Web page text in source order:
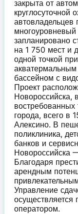
закрыта от
автовладельцев
многоуровневый
запланировано
на 1 750 мест и
одной точкой
бассейном с
Проект
Новороссийска,
востребованных
города, всего в
Алексино. В
поликлиника,
банков и
Новороссийска
Благодаря
арендным
Управление
оператором.